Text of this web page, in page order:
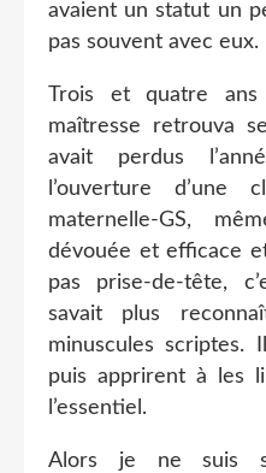
avaient un statut un
pas souvent avec eux.
Trois et quatre
maîtresse retrouva
avait perdus
l’ouverture d’une
maternelle-GS,
dévouée et efficace
pas prise-de-tête,
savait plus
minuscules scriptes.
puis apprirent à les
l’essentiel.
Alors je ne suis